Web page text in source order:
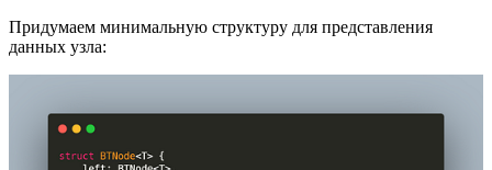
Придумаем минимальную структуру для представления
данных узла: